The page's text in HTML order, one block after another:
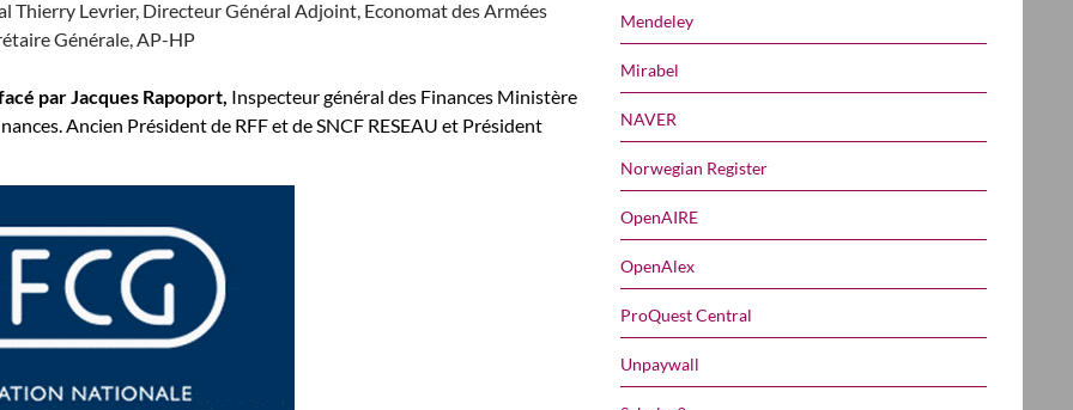
Thierry Levrier, Directeur Général Adjoint, Economat des Armées
Générale, AP-HP
par Jacques Rapoport, Inspecteur général des Finances Ministère
Ancien Président de RFF et de SNCF RESEAU et Président
Mendeley
Mirabel
NAVER
Norwegian Register
OpenAIRE
OpenAlex
ProQuest Central
Unpaywall